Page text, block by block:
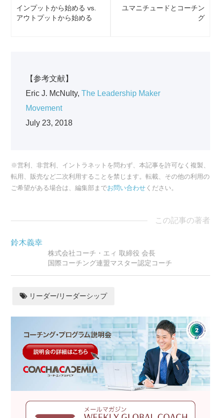
インプットから始める vs.
アウトプットから始める
ユマニチュードとコーチン
グ
【参考文献】
Eric J. McNulty,The Leadership Maker
Movement
July 23, 2018
※営利、非営利、イントラネットを問わず、本記事を許可なく複製、
転用、販売など二次利用することを禁じます。転載、その他の利用の
ご希望がある場合は、編集部までお問い合わせ ください。
この記事の著者
鈴木義幸
株式会社コーチ・エィ 取締役 会長
国際コーチング連盟マスター認定コーチ
リーダー/リーダーシップ